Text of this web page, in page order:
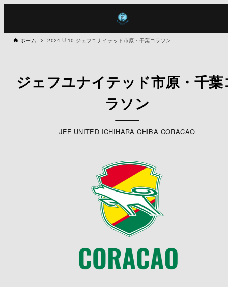
ホーム 2024 U-10 ジェフユナイテッド市原・千葉コラソン
ジェフユナイテッド市原・千葉
ラソン
JEF UNITED ICHIHARA CHIBA CORACAO